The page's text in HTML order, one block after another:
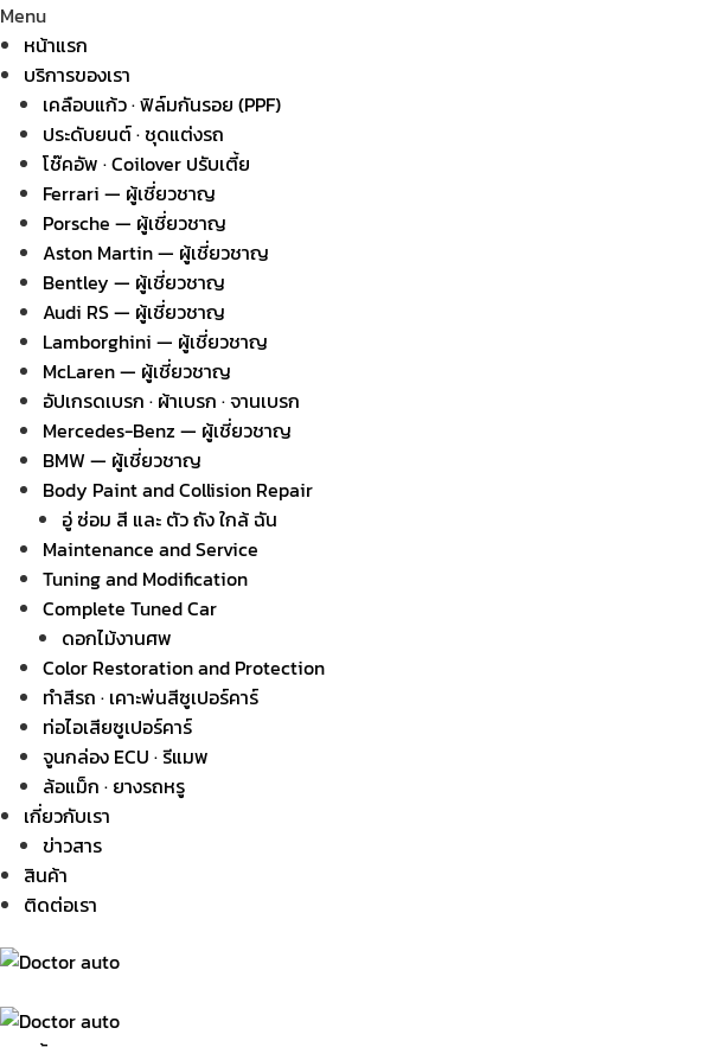
Menu
หน้าแรก
บริการของเรา
เคลือบแก้ว · ฟิล์มกันรอย (PPF)
ประดับยนต์ · ชุดแต่งรถ
โช๊คอัพ · Coilover ปรับเตี้ย
Ferrari — ผู้เชี่ยวชาญ
Porsche — ผู้เชี่ยวชาญ
Aston Martin — ผู้เชี่ยวชาญ
Bentley — ผู้เชี่ยวชาญ
Audi RS — ผู้เชี่ยวชาญ
Lamborghini — ผู้เชี่ยวชาญ
McLaren — ผู้เชี่ยวชาญ
อัปเกรดเบรก · ผ้าเบรก · จานเบรก
Mercedes-Benz — ผู้เชี่ยวชาญ
BMW — ผู้เชี่ยวชาญ
Body Paint and Collision Repair
อู่ ซ่อม สี และ ตัว ถัง ใกล้ ฉัน
Maintenance and Service
Tuning and Modification
Complete Tuned Car
ดอกไม้งานศพ
Color Restoration and Protection
ทำสีรถ · เคาะพ่นสีซูเปอร์คาร์
ท่อไอเสียซูเปอร์คาร์
จูนกล่อง ECU · รีแมพ
ล้อแม็ก · ยางรถหรู
เกี่ยวกับเรา
ข่าวสาร
สินค้า
ติดต่อเรา